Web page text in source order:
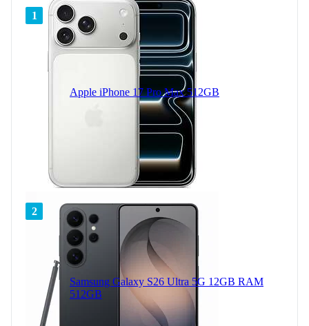
1
Apple iPhone 17 Pro Max 512GB
2
Samsung Galaxy S26 Ultra 5G 12GB RAM
512GB